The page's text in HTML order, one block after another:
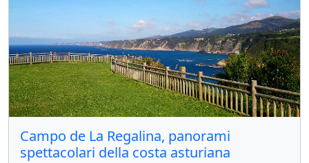
Campo de La Regalina, panorami
spettacolari della costa asturiana